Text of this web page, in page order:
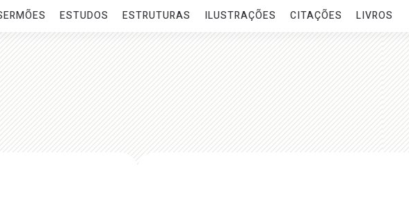
ESTUDOS ESTRUTURAS ILUSTRAÇÕES CITAÇÕES LIVROS